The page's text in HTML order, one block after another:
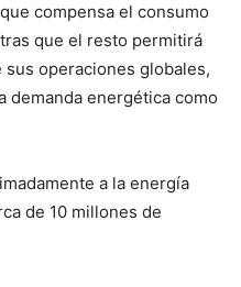
compensa el consumo
que el resto permitirá
operaciones globales,
demanda energética como
a la energía
de 10 millones de